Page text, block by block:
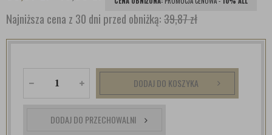
Najniższa cena z 30 dni przed obniżką:39,87 zł
DODAJ DO KOSZYKA
DODAJ DO PRZECHOWALNI